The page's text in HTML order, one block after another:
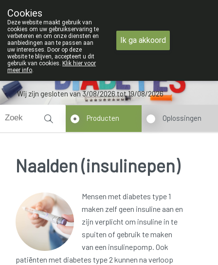
09 228 32 36
Wij zijn gesloten van 3/08/2026 tot 19/08/2026
Producten Oplossingen
Naalden (insulinepen)
Mensen met diabetes type 1
maken zelf geen insuline aan en
zijn verplicht om insuline in te
spuiten of gebruik te maken
van een insulinepomp. Ook
patiënten met diabetes type 2 kunnen na verloop
Cookies
Deze website maakt gebruik van
cookies om uw gebruikservaring te
verbeteren en om onze diensten en
aanbiedingen aan te passen aan
uw interesses. Door op deze
website te blijven, accepteert u dit
gebruik van cookies. Klik hier voor
meer info.
Ik ga akkoord